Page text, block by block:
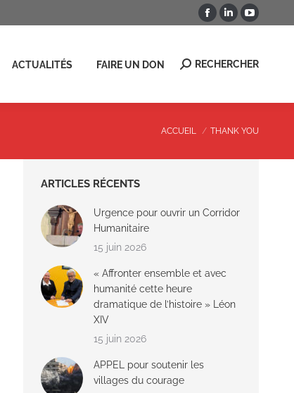
La
Facebook
nouvelle
La
LinkedIn
nouvelle
La
nouvelle
ACTUALITÉS FAIRE UN DON
Recherche
RECHERCHER
Vous êtes ici :
ACCUEIL THANK YOU
ARTICLES RÉCENTS
Urgence pour ouvrir un Corridor
Humanitaire
15 juin 2026
« Affronter ensemble et avec
humanité cette heure
dramatique de l’histoire » Léon
XIV
15 juin 2026
APPEL pour soutenir les
villages du courage
Recherche
RECHERCHER